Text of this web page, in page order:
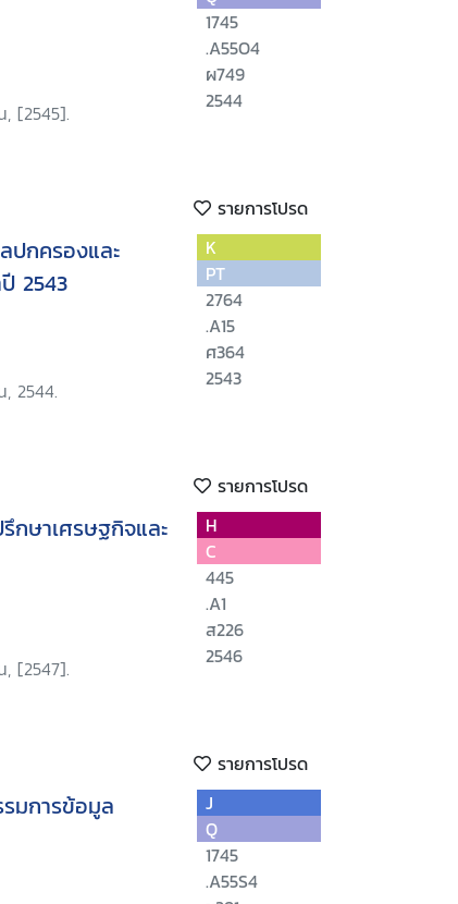
[2545].
1745
.A55O4
ผ749
2544
รายการโปรด
ปกครองและ
2543
2544.
K
PT
2764
.A15
ศ364
2543
รายการโปรด
กษาเศรษฐกิจและ
[2547].
H
C
445
.A1
ส226
2546
รายการโปรด
มการข้อมูล
J
Q
1745
.A55S4